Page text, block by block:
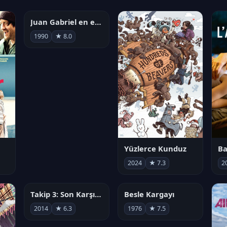
Yüzlerce Kunduz
2024 ★ 7.3
Takip 3: Son Karşılaşma
2014 ★ 6.3
Besle Kargayı
1976 ★ 7.5